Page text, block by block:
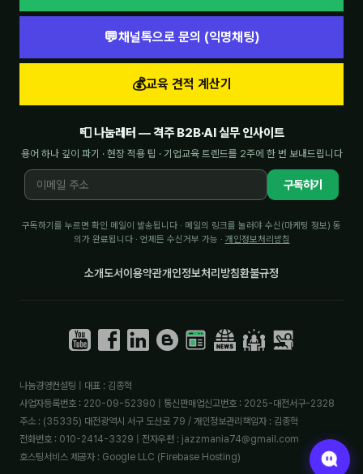
💬채널톡으로 문의 (익명채팅)
💰교육 견적 계산기
📮 나눔레터 — 격주 B2B·AI 실무 인사이트
용어 하나 깊이 파기 · 현장 적용 팁 · 기업교육 트렌드를 2주에 한 번 보내드립니다
구독하기
구독하기를 누르면 확인 메일이 발송됩니다 · 메일의 링크를 눌러야 수신(마케팅 정보) 동
의가 완료됩니다 · 언제든 수신거부 가능 · 개인정보처리방침
소개도서이용약관개인정보처리방침환불규정
나눔경영컨설팅 | 대표 : 김종혁
사업자등록번호 : 220-09-52390 | 통신판매업신고번호 : 2025-대전서구-2328
주소 : (35335) 대전광역시 서구 도산로 79 / 개인정보관리책임자 : 김종혁
전화번호 : 010-2414-3329 | 전자우편 : jazzmania74@gmail.com
호스팅서비스 제공자 : Google LLC (Firebase Hosting)